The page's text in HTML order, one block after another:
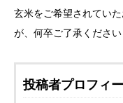
玄米をご希望されてい
が、何卒ご了承ください
投稿者プロフィ